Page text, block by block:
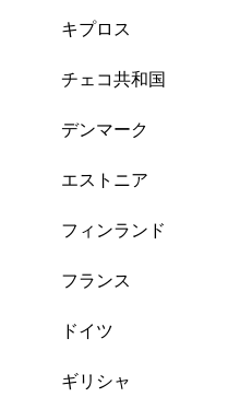
キプロス
チェコ共和国
デンマーク
エストニア
フィンランド
フランス
ドイツ
ギリシャ